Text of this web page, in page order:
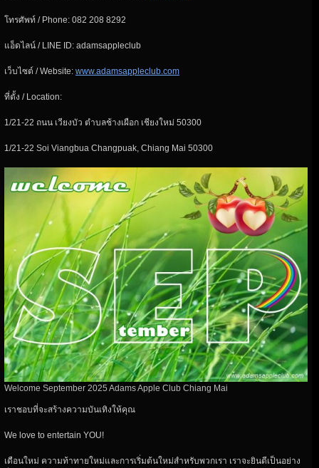
โทรศัพท์ / Phone: 082 208 8292
แอ็ดไลน์ / LINE ID: adamsappleclub
เว็บไซต์ / Website: www.adamsappleclub.com
ที่ตั้ง / Location:
1/21-22 ถนน เวียงบัว ตำบลช้างเผือก เชียงใหม่ 50300
1/21-22 Soi Viangbua Changpuak, Chiang Mai 50300
Welcome September 2025 Adams Apple Club Chiang Mai
เราชอบที่จะสร้างความบันเทิงให้คุณ
We love to entertain YOU!
เดือนใหม่ ความท้าทายใหม่และการเริ่มต้นใหม่สำหรับพวกเรา เราจะยินดีเป็นอย่าง